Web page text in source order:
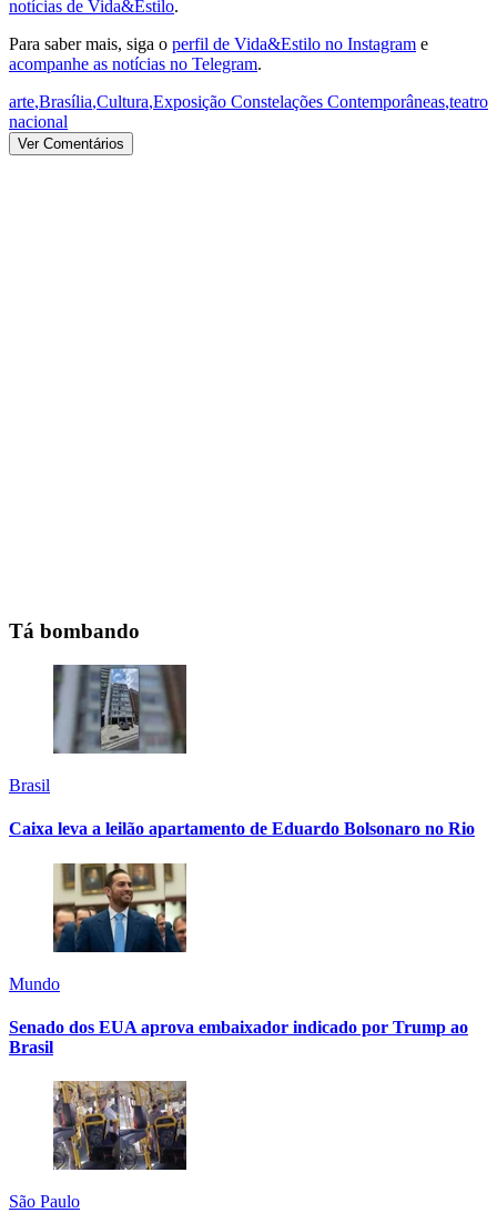
notícias de Vida&Estilo.
Para saber mais, siga o perfil de Vida&Estilo no Instagram e
acompanhe as notícias no Telegram.
arte,Brasília,Cultura,Exposição Constelações Contemporâneas,teatro
nacional
Ver Comentários
Tá bombando
Brasil
Caixa leva a leilão apartamento de Eduardo Bolsonaro no Rio
Mundo
Senado dos EUA aprova embaixador indicado por Trump ao
Brasil
São Paulo